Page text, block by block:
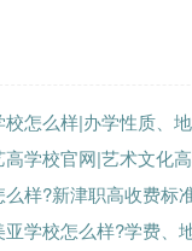
校怎么样|办学性质、
高学校官网|艺术文化
么样?新津职高收费标
亚学校怎么样?学费、